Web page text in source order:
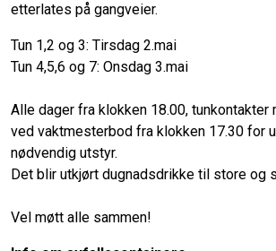
etterlates på gangveier.
Tun 1,2 og 3: Tirsdag 2.mai
Tun 4,5,6 og 7: Onsdag 3.mai
Alle dager fra klokken 18.00,
ved vaktmesterbod fra klokken 17.30 for
nødvendig utstyr.
Det blir utkjørt dugnadsdrikke til store og
Vel møtt alle sammen!